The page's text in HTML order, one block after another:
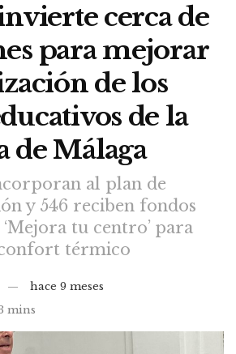
cerca de
para mejorar
de los
de la
de Málaga
al plan de
y 546 reciben fondos
tu centro’ para
térmico
hace 9 meses
mins